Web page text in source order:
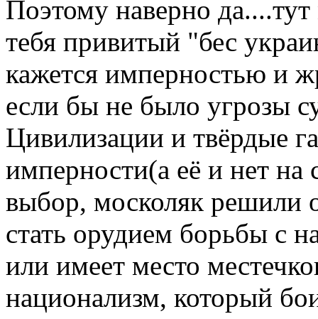
Поэтому наверно
тебя привитый "бес
кажется имперностью и
если бы не было угрозы
Цивилизации и твёрдые
имперности(а её и нет
выбор, москоляк решили
стать орудием борьбы с
или имеет место
национализм, который